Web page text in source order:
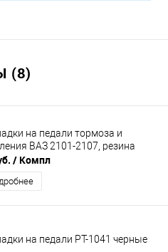
(8)
на педали тормоза и
ВАЗ 2101-2107, резина
/ Компл
на педали РТ-1041 черные